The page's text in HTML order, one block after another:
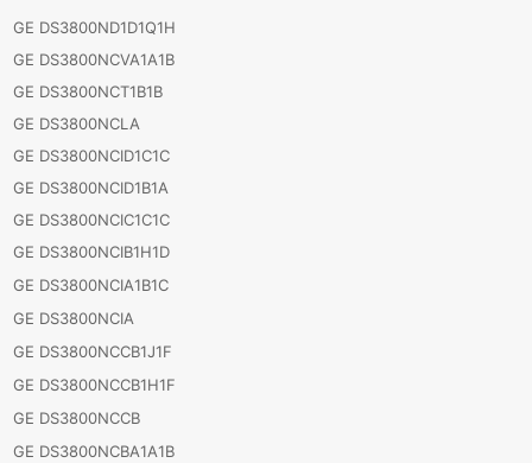
GE DS3800ND1D1Q1H
GE DS3800NCVA1A1B
GE DS3800NCT1B1B
GE DS3800NCLA
GE DS3800NCID1C1C
GE DS3800NCID1B1A
GE DS3800NCIC1C1C
GE DS3800NCIB1H1D
GE DS3800NCIA1B1C
GE DS3800NCIA
GE DS3800NCCB1J1F
GE DS3800NCCB1H1F
GE DS3800NCCB
GE DS3800NCBA1A1B